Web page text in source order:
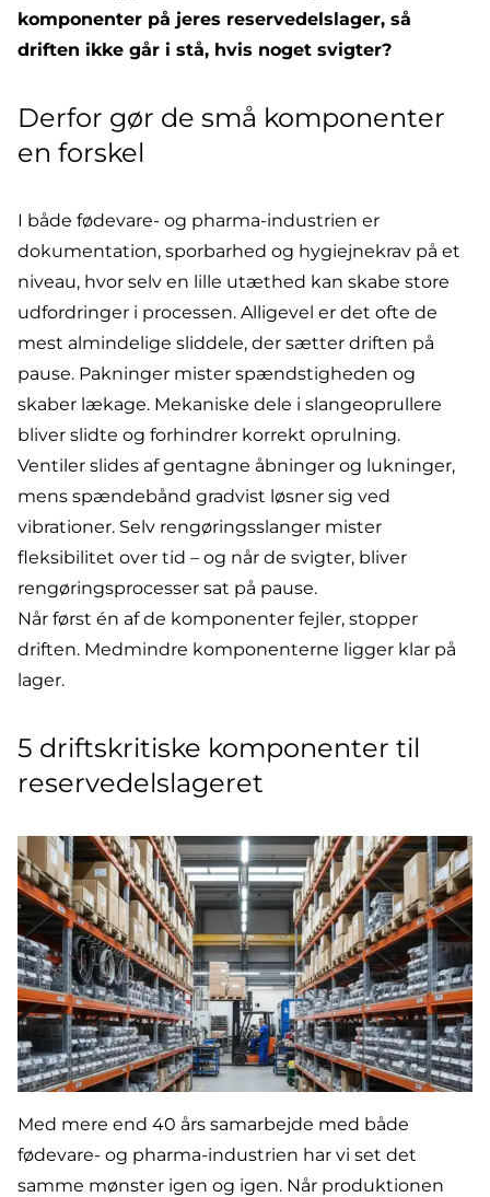
komponenter på jeres reservedelslager, så
driften ikke går i stå, hvis noget svigter?
Derfor gør de små komponenter
en forskel
I både fødevare- og pharma-industrien er
dokumentation, sporbarhed og hygiejnekrav på et
niveau, hvor selv en lille utæthed kan skabe store
udfordringer i processen. Alligevel er det ofte de
mest almindelige sliddele, der sætter driften på
pause. Pakninger mister spændstigheden og
skaber lækage. Mekaniske dele i slangeoprullere
bliver slidte og forhindrer korrekt oprulning.
Ventiler slides af gentagne åbninger og lukninger,
mens spændebånd gradvist løsner sig ved
vibrationer. Selv rengøringsslanger mister
fleksibilitet over tid – og når de svigter, bliver
rengøringsprocesser sat på pause.
Når først én af de komponenter fejler, stopper
driften. Medmindre komponenterne ligger klar på
lager.
5 driftskritiske komponenter til
reservedelslageret
Med mere end 40 års samarbejde med både
fødevare- og pharma-industrien har vi set det
samme mønster igen og igen. Når produktionen